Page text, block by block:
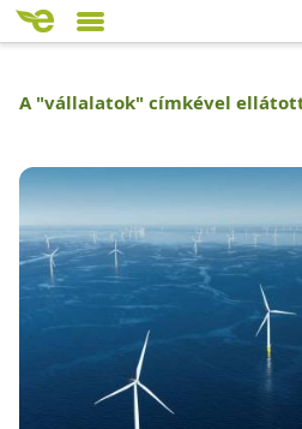
A "vállalatok" címkével